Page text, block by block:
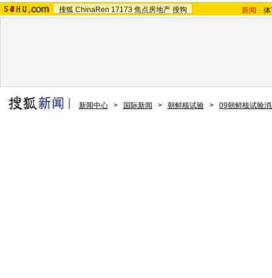
搜狐 ChinaRen 17173 焦点房地产 搜狗 新闻 -
新闻中心 > 国际新闻 > 朝鲜核试验 > 09朝鲜核试验